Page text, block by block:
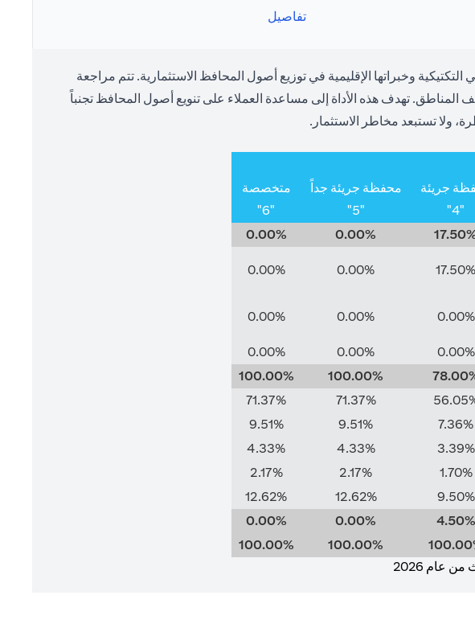
تفاصيل
وخبراتها الإقليمية في توزيع أصول المحافظ الاستثمارية. تتم مراجعة
تهدف هذه الأداة إلى مساعدة العملاء على تنويع أصول المحافظ تجنباً
ولا تستبعد مخاطر الاستثمار.
جريئة
"4"
محفظة جريئة جداً
"5"
متخصصة
"6"
0.00%
0.00%
17.50%
0.00%
0.00%
0.00%
0.00%
0.00%
0.00%
0.00%
0.00%
100.00%
100.00%
71.37%
71.37%
7.36%
9.51%
9.51%
3.39%
4.33%
4.33%
1.70%
2.17%
2.17%
9.50%
12.62%
12.62%
4.50%
0.00%
0.00%
100.00%
100.00%
عام 2026